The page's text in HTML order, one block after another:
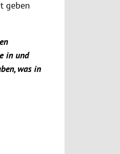
geben
in und
was in